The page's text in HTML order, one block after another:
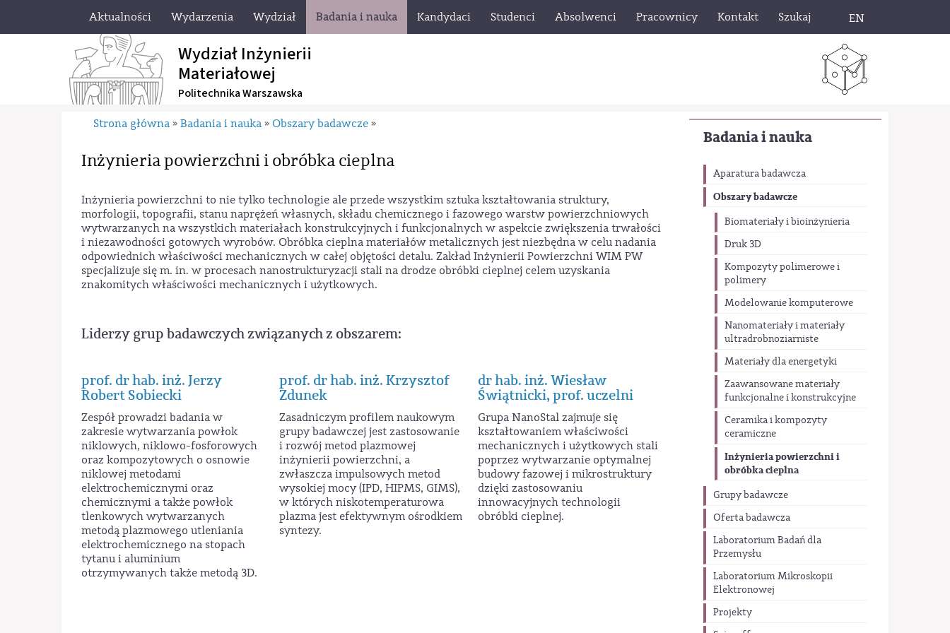
Aktualności Wydarzenia Wydział Badania i nauka Kandydaci Studenci Absolwenci Pracownicy Kontakt Szukaj EN
Wydział Inżynierii
Materiałowej
Politechnika Warszawska
Badania i nauka
Aparatura badawcza
Obszary badawcze
Biomateriały i bioinżynieria
Druk 3D
Kompozyty polimerowe i
polimery
Modelowanie komputerowe
Nanomateriały i materiały
ultradrobnoziarniste
Materiały dla energetyki
Zaawansowane materiały
funkcjonalne i konstrukcyjne
Ceramika i kompozyty
ceramiczne
Inżynieria powierzchni i
obróbka cieplna
Grupy badawcze
Oferta badawcza
Laboratorium Badań dla
Przemysłu
Laboratorium Mikroskopii
Elektronowej
Projekty
Strona główna » Badania i nauka » Obszary badawcze »
Inżynieria powierzchni i obróbka cieplna
Inżynieria powierzchni to nie tylko technologie ale przede wszystkim sztuka kształtowania struktury,
morfologii, topografii, stanu naprężeń własnych, składu chemicznego i fazowego warstw powierzchniowych
wytwarzanych na wszystkich materiałach konstrukcyjnych i funkcjonalnych w aspekcie zwiększenia trwałości
i niezawodności gotowych wyrobów. Obróbka cieplna materiałów metalicznych jest niezbędna w celu nadania
odpowiednich właściwości mechanicznych w całej objętości detalu. Zakład Inżynierii Powierzchni WIM PW
specjalizuje się m. in. w procesach nanostrukturyzacji stali na drodze obróbki cieplnej celem uzyskania
znakomitych właściwości mechanicznych i użytkowych.
Liderzy grup badawczych związanych z obszarem:
prof. dr hab. inż. Jerzy
Robert Sobiecki
Zespół prowadzi badania w
zakresie wytwarzania powłok
niklowych, niklowo-fosforowych
oraz kompozytowych o osnowie
niklowej metodami
elektrochemicznymi oraz
chemicznymi a także powłok
tlenkowych wytwarzanych
metodą plazmowego utleniania
elektrochemicznego na stopach
tytanu i aluminium
otrzymywanych także metodą 3D.
prof. dr hab. inż. Krzysztof
Zdunek
Zasadniczym profilem naukowym
grupy badawczej jest zastosowanie
i rozwój metod plazmowej
inżynierii powierzchni, a
zwłaszcza impulsowych metod
wysokiej mocy (IPD, HIPMS, GIMS),
w których niskotemperaturowa
plazma jest efektywnym ośrodkiem
syntezy.
dr hab. inż. Wiesław
Świątnicki, prof. uczelni
Grupa NanoStal zajmuje się
kształtowaniem właściwości
mechanicznych i użytkowych stali
poprzez wytwarzanie optymalnej
budowy fazowej i mikrostruktury
dzięki zastosowaniu
innowacyjnych technologii
obróbki cieplnej.